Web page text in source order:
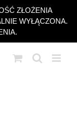
ZŁOŻENIA
WYŁĄCZONA.